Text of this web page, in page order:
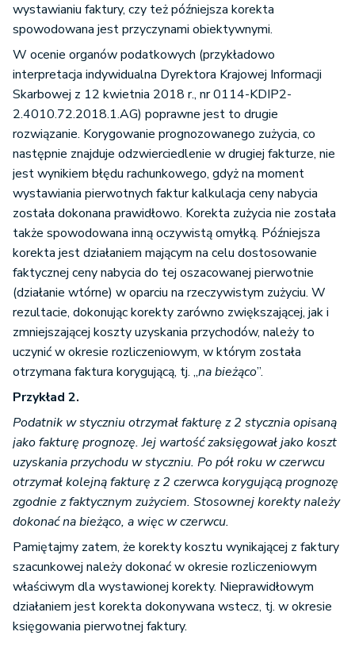
wystawianiu faktury, czy też późniejsza korekta
spowodowana jest przyczynami obiektywnymi.
W ocenie organów podatkowych (przykładowo
interpretacja indywidualna Dyrektora Krajowej Informacji
Skarbowej z 12 kwietnia 2018 r., nr 0114-KDIP2-
2.4010.72.2018.1.AG) poprawne jest to drugie
rozwiązanie. Korygowanie prognozowanego zużycia, co
następnie znajduje odzwierciedlenie w drugiej fakturze, nie
jest wynikiem błędu rachunkowego, gdyż na moment
wystawiania pierwotnych faktur kalkulacja ceny nabycia
została dokonana prawidłowo. Korekta zużycia nie została
także spowodowana inną oczywistą omyłką. Późniejsza
korekta jest działaniem mającym na celu dostosowanie
faktycznej ceny nabycia do tej oszacowanej pierwotnie
(działanie wtórne) w oparciu na rzeczywistym zużyciu. W
rezultacie, dokonując korekty zarówno zwiększającej, jak i
zmniejszającej koszty uzyskania przychodów, należy to
uczynić w okresie rozliczeniowym, w którym została
otrzymana faktura korygującą, tj. „na bieżąco”.
Przykład 2.
Podatnik w styczniu otrzymał fakturę z 2 stycznia opisaną
jako fakturę prognozę. Jej wartość zaksięgował jako koszt
uzyskania przychodu w styczniu. Po pół roku w czerwcu
otrzymał kolejną fakturę z 2 czerwca korygującą prognozę
zgodnie z faktycznym zużyciem. Stosownej korekty należy
dokonać na bieżąco, a więc w czerwcu.
Pamiętajmy zatem, że korekty kosztu wynikającej z faktury
szacunkowej należy dokonać w okresie rozliczeniowym
właściwym dla wystawionej korekty. Nieprawidłowym
działaniem jest korekta dokonywana wstecz, tj. w okresie
księgowania pierwotnej faktury.